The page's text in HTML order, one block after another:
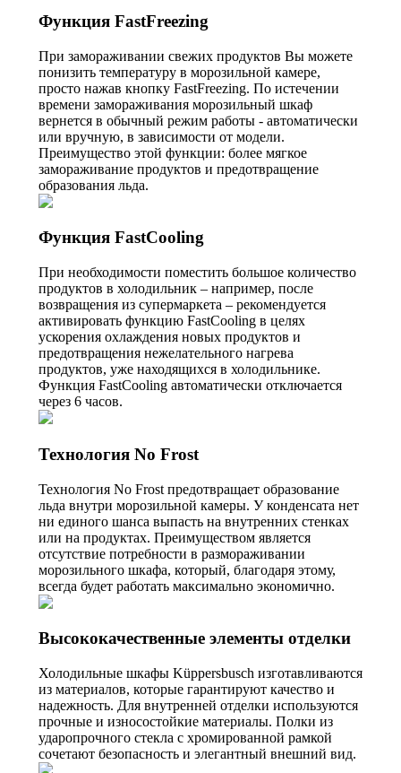
Функция FastFreezing
При замораживании свежих продуктов Вы можете
понизить температуру в морозильной камере,
просто нажав кнопку FastFreezing. По истечении
времени замораживания морозильный шкаф
вернется в обычный режим работы - автоматически
или вручную, в зависимости от модели.
Преимущество этой функции: более мягкое
замораживание продуктов и предотвращение
образования льда.
Функция FastCooling
При необходимости поместить большое количество
продуктов в холодильник – например, после
возвращения из супермаркета – рекомендуется
активировать функцию FastCooling в целях
ускорения охлаждения новых продуктов и
предотвращения нежелательного нагрева
продуктов, уже находящихся в холодильнике.
Функция FastCooling автоматически отключается
через 6 часов.
Технология No Frost
Технология No Frost предотвращает образование
льда внутри морозильной камеры. У конденсата нет
ни единого шанса выпасть на внутренних стенках
или на продуктах. Преимуществом является
отсутствие потребности в размораживании
морозильного шкафа, который, благодаря этому,
всегда будет работать максимально экономично.
Высококачественные элементы отделки
Холодильные шкафы Küppersbusch изготавливаются
из материалов, которые гарантируют качество и
надежность. Для внутренней отделки используются
прочные и износостойкие материалы. Полки из
ударопрочного стекла с хромированной рамкой
сочетают безопасность и элегантный внешний вид.